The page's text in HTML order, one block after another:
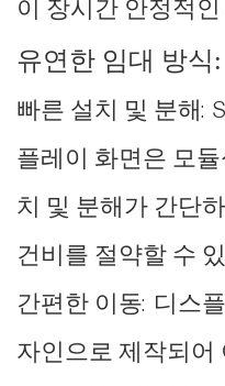
이 장시간 안정적
유연한 임대 방식:
빠른 설치 및 분해:
플레이 화면은 모
치 및 분해가 간단
건비를 절약할 수
간편한 이동: 디스
자인으로 제작되어